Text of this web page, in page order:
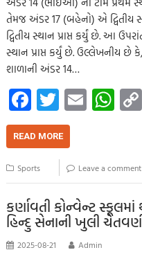
તેમજ અંડર 17 (બહેનો) એ દ્વિતીય
દ્વિતીય સ્થાન પ્રાપ્ત કર્યું છે. આ
સ્થાન પ્રાપ્ત કર્યું છે. ઉલ્લેખનીય છે
શાળાની અંડર 14…
Fa
ce
b
o
o
k
T
wi
tt
er
E
m
W
h
s
A
p
p
READ MORE
Sports Leave a comment
કર્ણાવતી કોન્વેન્ટ
હિન્દુ સેનાની ખુલી
2025-08-21 Admin